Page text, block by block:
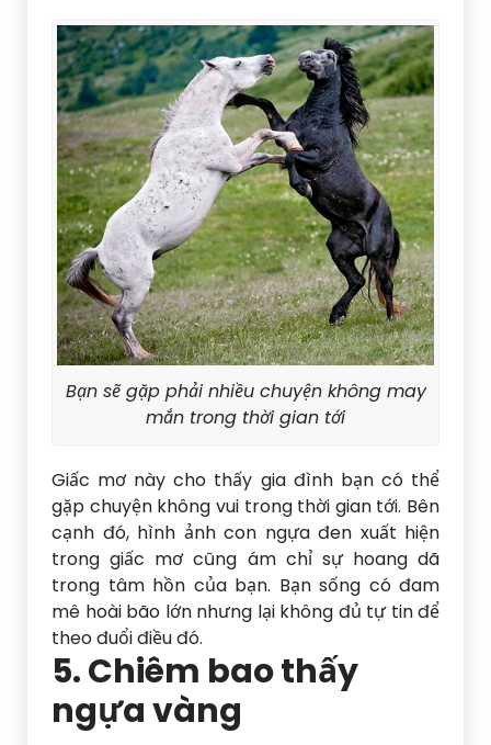
Bạn sẽ gặp phải nhiều chuyện không may
mắn trong thời gian tới
Giấc mơ này cho thấy gia đình bạn có thể
gặp chuyện không vui trong thời gian tới. Bên
cạnh đó, hình ảnh con ngựa đen xuất hiện
trong giấc mơ cũng ám chỉ sự hoang dã
trong tâm hồn của bạn. Bạn sống có đam
mê hoài bão lớn nhưng lại không đủ tự tin để
theo đuổi điều đó.
5. Chiêm bao thấy
ngựa vàng